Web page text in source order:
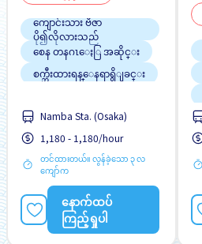
ကျောင်းသား ဗီဇာ
ပို၍လိုလားသည်
စေန တနဂၤေႏြ အဆိုင္း
စက္ဘီးထားရန္ေနရာရွိျခင္း
ထမင်းကျွေးမည်
ဘူတာႏွင့္နီးေသာ
လမ္းစရိတ္ေပးသည္
အမျိုးသမီး ပို၍လိုလားသည်
အမျိုးသား ပို၍လိုလားသည်
Namba Sta. (Osaka)
1,180 - 1,180/hour
တင်ထားတယ်။ လွန်ခဲ့သော ၃ လ
ကျော်က
နောက်ထပ်
ကြည့်ရှုပါ